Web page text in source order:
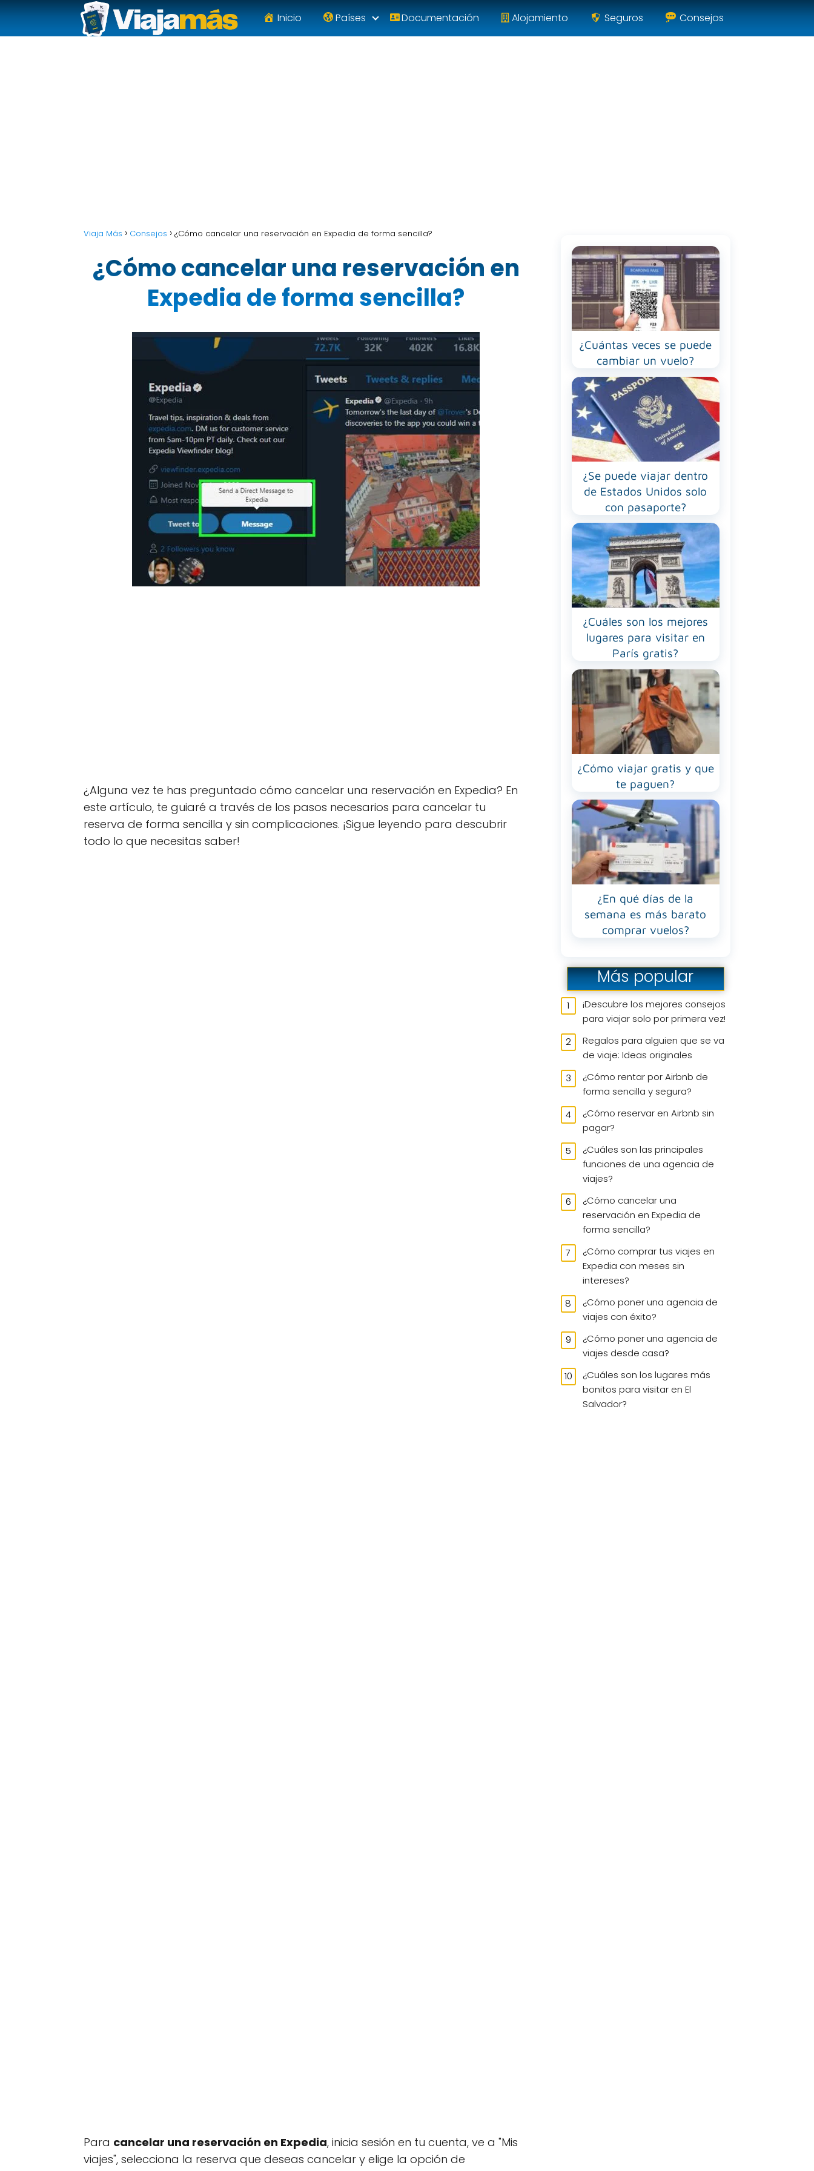
Inicio Países Documentación Alojamiento Seguros Consejos
Viaja Más Consejos ¿Cómo cancelar una reservación en Expedia de forma sencilla?
¿Cómo cancelar una reservación en
Expedia de forma sencilla?
¿Alguna vez te has preguntado cómo cancelar una reservación en Expedia? En
este artículo, te guiaré a través de los pasos necesarios para cancelar tu
reserva de forma sencilla y sin complicaciones. ¡Sigue leyendo para descubrir
todo lo que necesitas saber!
Para cancelar una reservación en Expedia, inicia sesión en tu cuenta, ve a "Mis
viajes", selecciona la reserva que deseas cancelar y elige la opción de
¿Cuántas veces se puede
cambiar un vuelo?
¿Se puede viajar dentro
de Estados Unidos solo
con pasaporte?
¿Cuáles son los mejores
lugares para visitar en
París gratis?
¿Cómo viajar gratis y que
te paguen?
¿En qué días de la
semana es más barato
comprar vuelos?
Más popular
¡Descubre los mejores consejos
para viajar solo por primera vez!
Regalos para alguien que se va
de viaje: Ideas originales
¿Cómo rentar por Airbnb de
forma sencilla y segura?
¿Cómo reservar en Airbnb sin
pagar?
¿Cuáles son las principales
funciones de una agencia de
viajes?
¿Cómo cancelar una
reservación en Expedia de
forma sencilla?
¿Cómo comprar tus viajes en
Expedia con meses sin
intereses?
¿Cómo poner una agencia de
viajes con éxito?
¿Cómo poner una agencia de
viajes desde casa?
¿Cuáles son los lugares más
bonitos para visitar en El
Salvador?